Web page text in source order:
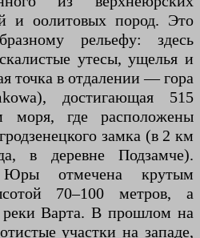
и оолитовых пород. Это
рельефу: здесь
утесы, ущелья и
точка в отдалении — гора
достигающая 515
моря, где расположены
замка (в 2 км
в деревне Подзамче).
Юры отмечена крутым
70–100 метров, а
Варта. В прошлом на
участки на западе,